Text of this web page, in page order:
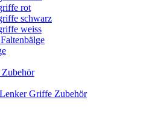
rot
schwarz
weiss
Zubehör
Lenker Griffe Zubehör